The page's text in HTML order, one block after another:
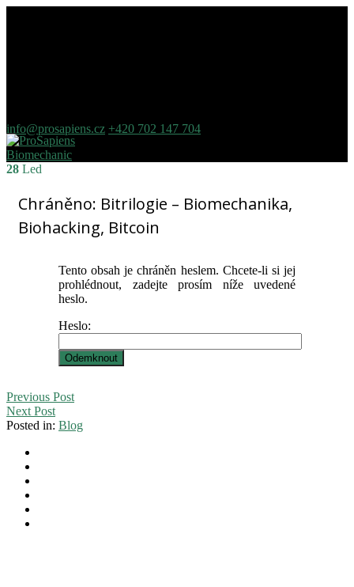
info@prosapiens.cz +420 702 147 704
28 Led
Chráněno: Bitrilogie – Biomechanika,
Biohacking, Bitcoin
Tento obsah je chráněn heslem. Chcete-li si jej
prohlédnout, zadejte prosím níže uvedené
heslo.
Heslo:
Previous Post
Next Post
Posted in: Blog